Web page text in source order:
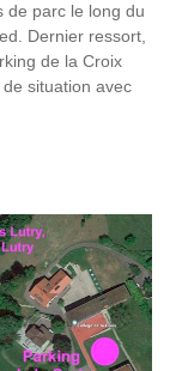
de parc le long du
Dernier ressort,
de la Croix
situation avec